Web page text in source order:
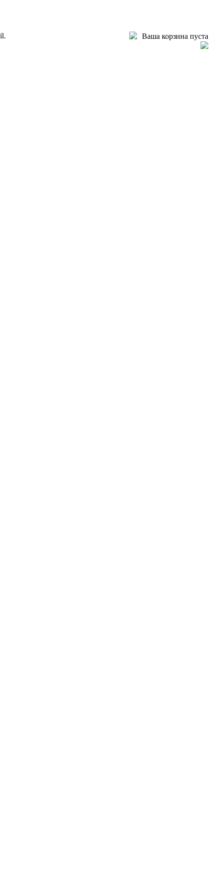
Ваша корзина пуста